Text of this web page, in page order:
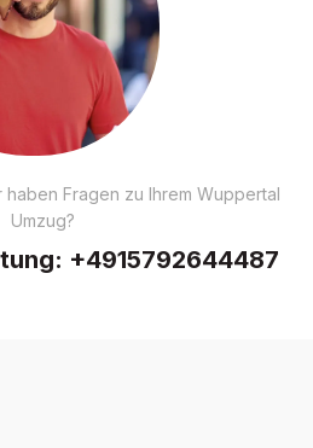
Fragen zu Ihrem Wuppertal
Umzug?
+4915792644487